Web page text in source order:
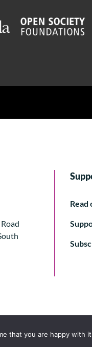
Read
that you are happy with